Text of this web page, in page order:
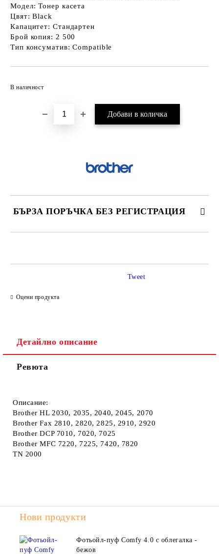
Модел: Тонер касета
Цвят: Black
Капацитет: Стандартен
Брой копия: 2 500
Тип консуматив: Compatible
В наличност
БЪРЗА ПОРЪЧКА БЕЗ РЕГИСТРАЦИЯ
Оцени продукта
Tweet
Детайлно описание
Ревюта
Описание:
Brother HL 2030, 2035, 2040, 2045, 2070
Brother Fax 2810, 2820, 2825, 2910, 2920
Brother DCP 7010, 7020, 7025
Brother MFC 7220, 7225, 7420, 7820
TN 2000
Нови продукти
Фотьойл-пуф Comfy 4.0 с облегалка -
бежов